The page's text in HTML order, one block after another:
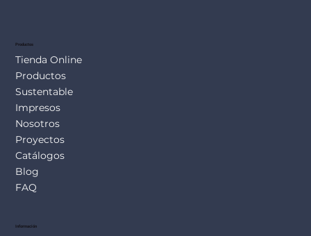
Productos
Tienda Online
Productos
Sustentable
Impresos
Nosotros
Proyectos
Catálogos
Blog
FAQ
Información